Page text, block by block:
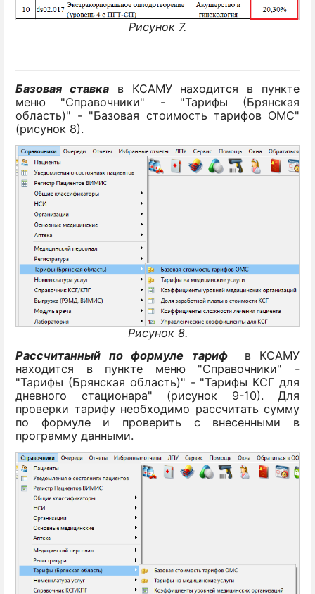
Рисунок 7.
Базовая ставка
в КСАМУ находится в пункте
меню "Справочники" - "Тарифы (Брянская
область)" - "Базовая стоимость тарифов ОМС"
(рисунок 8).
Рисунок 8.
Рассчитанный по формуле тариф
в КСАМУ
находится в пункте меню "Справочники" -
"Тарифы (Брянская область)" - "Тарифы КСГ для
дневного стационара" (рисунок 9-10). Для
проверки тарифу необходимо рассчитать сумму
по формуле и проверить с внесенными в
программу данными.